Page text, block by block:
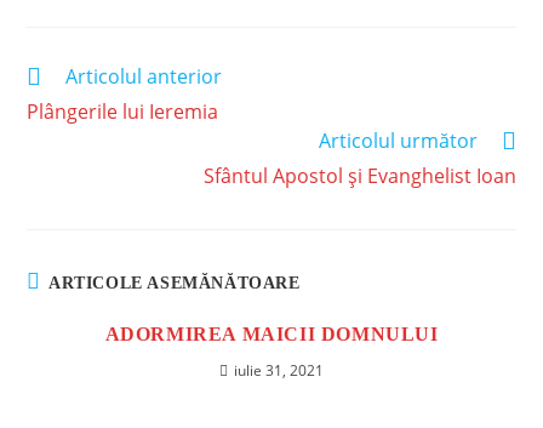
Articolul anterior
Plângerile lui Ieremia
Articolul următor
Sfântul Apostol și Evanghelist Ioan
ARTICOLE ASEMĂNĂTOARE
ADORMIREA MAICII DOMNULUI
iulie 31, 2021